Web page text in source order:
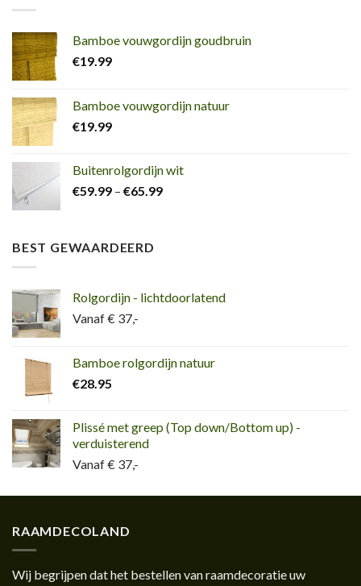
Bamboe vouwgordijn goudbruin
€19.99
Bamboe vouwgordijn natuur
€19.99
Buitenrolgordijn wit
€59.99 – €65.99
BEST GEWAARDEERD
Rolgordijn - lichtdoorlatend
Vanaf € 37,-
Bamboe rolgordijn natuur
€28.95
Plissé met greep (Top down/Bottom up) -
verduisterend
Vanaf € 37,-
RAAMDECOLAND
Wij begrijpen dat het bestellen van raamdecoratie uw